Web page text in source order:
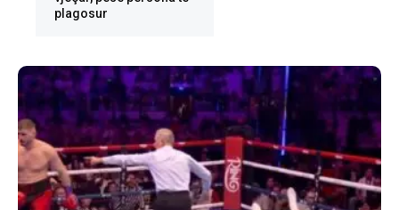
plagosur